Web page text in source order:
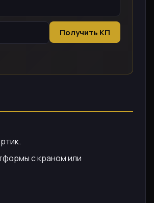
Получить КП
с краном или